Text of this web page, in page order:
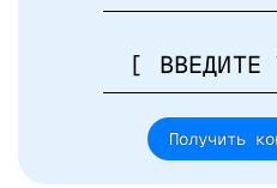
Получить